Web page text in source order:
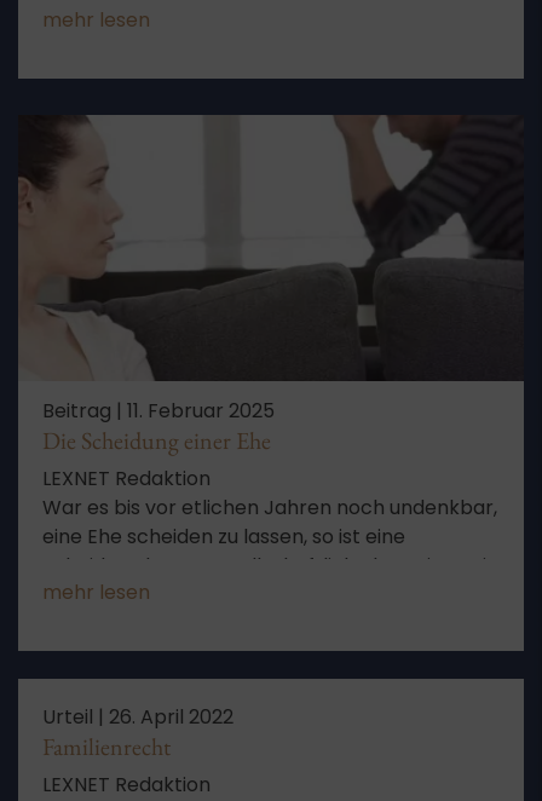
klären wir in diesem Beitrag auf.
mehr lesen
Beitrag | 11. Februar 2025
Die Scheidung einer Ehe
LEXNET Redaktion
War es bis vor etlichen Jahren noch undenkbar,
eine Ehe scheiden zu lassen, so ist eine
Scheidung heute gesellschaftlich akzeptiert. Die
Zahlen der letzten Jahre zeigen einen
im Laufe der Zeit geschieden. Was es zu
beachten gilt, erfahren Sie hier.
mehr lesen
Urteil | 26. April 2022
Familienrecht
LEXNET Redaktion